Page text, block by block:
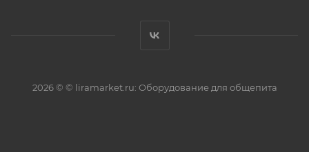
2026 © © liramarket.ru: Оборудование для общепита